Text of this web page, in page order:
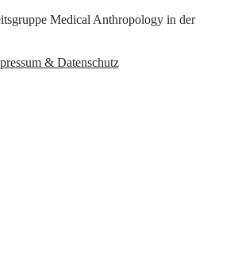
Medical Anthropology in der
& Datenschutz